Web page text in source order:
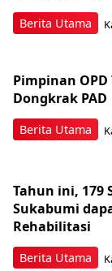
Berita Utama
Berita Utama
Pimpinan
Dongkrak PAD
Berita Utama
Tahun ini, 179
Sukabumi
Rehabilitasi